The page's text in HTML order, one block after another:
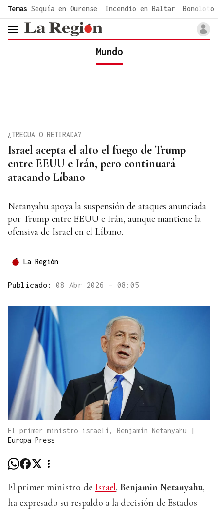
common.go-to-content
Temas Sequía en Ourense Incendio en Baltar Bonoloto
header.menu.open
Mundo
Israel acepta el alto el fuego de Trump
entre EEUU e Irán, pero continuará
atacando Líbano
¿TREGUA O RETIRADA?
Netanyahu apoya la suspensión de ataques anunciada
por Trump entre EEUU e Irán, aunque mantiene la
ofensiva de Israel en el Líbano.
La Región
Publicado: 08 Abr 2026 - 08:05
El primer ministro israelí, Benjamín Netanyahu
|
Europa Press
El primer ministro de Israel, Benjamin Netanyahu,
ha expresado su respaldo a la decisión de Estados